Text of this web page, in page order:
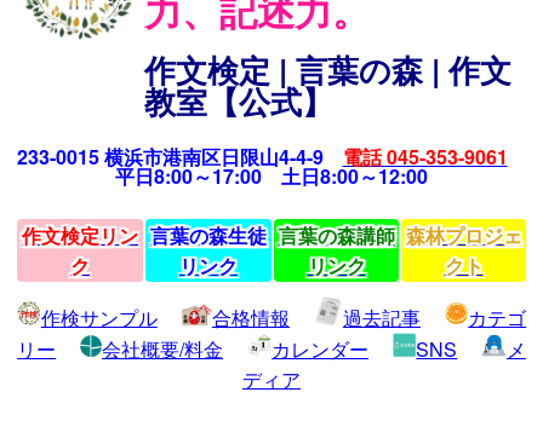
作文検定 | 言葉の森 | 作文
教室【公式】
233-0015 横浜市港南区日限山4-4-9 電話 045-353-9061
平日8:00～17:00 土日8:00～12:00
作文検定リン
ク
言葉の森生徒
リンク
言葉の森講師
リンク
森林プロジェ
クト
作検サンプル
合格情報 過去記事
カテゴ
リー
会社概要/料金 カレンダー SNS
メ
ディア